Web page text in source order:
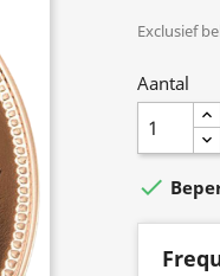
Exclusief
Aantal
